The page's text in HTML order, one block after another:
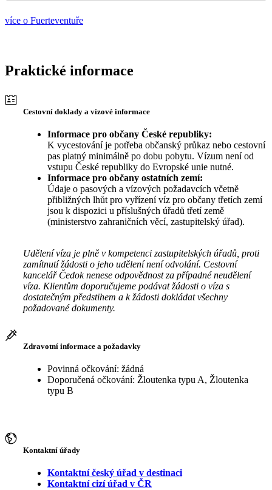
více o Fuerteventuře
Praktické informace
Cestovní doklady a vízové informace
Informace pro občany České republiky:
K vycestování je potřeba občanský průkaz nebo cestovní
pas platný minimálně po dobu pobytu. Vízum není od
vstupu České republiky do Evropské unie nutné.
Informace pro občany ostatních zemí:
Údaje o pasových a vízových požadavcích včetně
přibližných lhůt pro vyřízení víz pro občany třetích zemí
jsou k dispozici u příslušných úřadů třetí země
(ministerstvo zahraničních věcí, zastupitelský úřad).
Udělení víza je plně v kompetenci zastupitelských úřadů, proti
zamítnutí žádosti o jeho udělení není odvolání. Cestovní
kancelář Čedok nenese odpovědnost za případné neudělení
víza. Klientům doporučujeme podávat žádosti o víza s
dostatečným předstihem a k žádosti dokládat všechny
požadované dokumenty.
Zdravotní informace a požadavky
Povinná očkování: žádná
Doporučená očkování: Žloutenka typu A, Žloutenka
typu B
Kontaktní úřady
Kontaktní český úřad v destinaci
Kontaktní cizí úřad v ČR